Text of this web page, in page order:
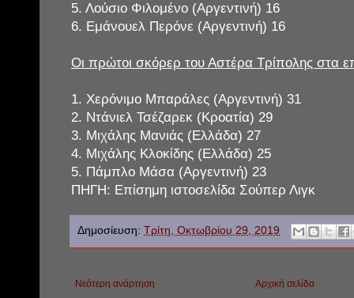
5. Λούσιο Φιλομένο (Αργεντινή) 16
6. Εμάνουελ Περόνε (Αργεντινή) 16
Οι πρώτοι σκόρερ του Αστέρα Τρίπολης στα
1. Χερόνιμο Μπαράλες (Αργεντινή) 31
2. Ντάνιελ Τσέζαρεκ (Κροατία) 29
3. Μιχάλης Μανιάς (Ελλάδα) 27
4. Μιχάλης Κλοκίδης (Ελλάδα) 25
5. Πάμπλο Μάσα (Αργεντινή) 23
ΠΗΓΗ: Επίσημη ιστοσελίδα Σούπερ Λιγκ
Δημοσίευση: Τρίτη, Οκτωβρίου 29, 2019
Νεότερη ανάρτηση Αρχική σελίδα